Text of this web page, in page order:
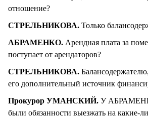
отношение?
СТРЕЛЬНИКОВА. Только
АБРАМЕНКО. Арендная плата за
поступает от арендаторов?
СТРЕЛЬНИКОВА.
его дополнительный источник
Прокурор УМАНСКИЙ. У
были обязанности выезжать на какие-